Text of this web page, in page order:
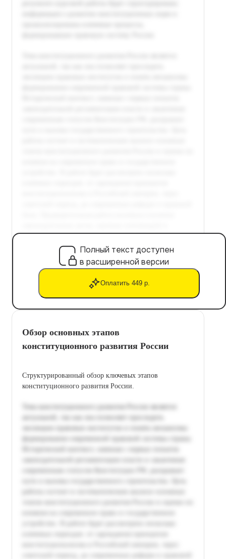
Полный текст доступен
в расширенной версии
Оплатить 449 р.
Обзор основных этапов
конституционного развития России
Структурированный обзор ключевых этапов
конституционного развития России.